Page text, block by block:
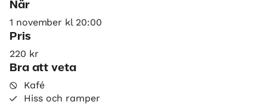
När
1 november kl 20:00
Pris
220 kr
Bra att veta
Kafé
Hiss och ramper